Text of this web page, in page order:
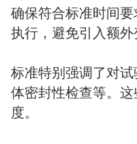
确保符合标准时间
执行，避免引入额外
标准特别强调了对
体密封性检查等。
度。